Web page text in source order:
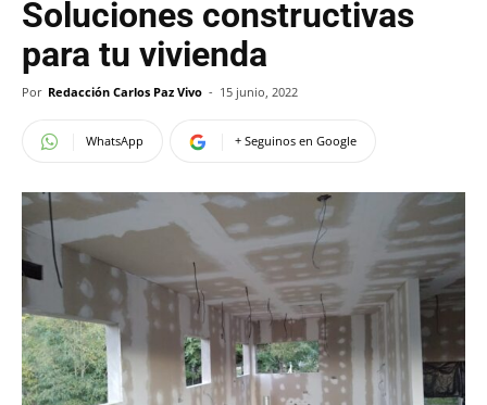
Soluciones constructivas
para tu vivienda
Por Redacción Carlos Paz Vivo - 15 junio, 2022
WhatsApp + Seguinos en Google